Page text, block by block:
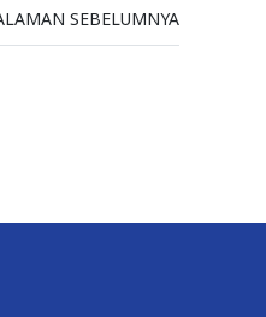
SEBELUMNYA